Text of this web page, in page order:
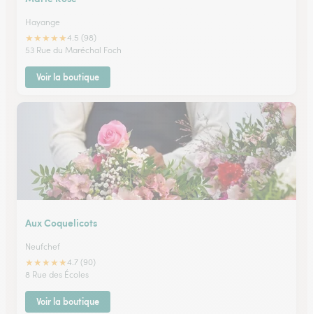
Hayange
★★★★★4.5 (98)
53 Rue du Maréchal Foch
Voir la boutique
Aux Coquelicots
Neufchef
★★★★★4.7 (90)
8 Rue des Écoles
Voir la boutique